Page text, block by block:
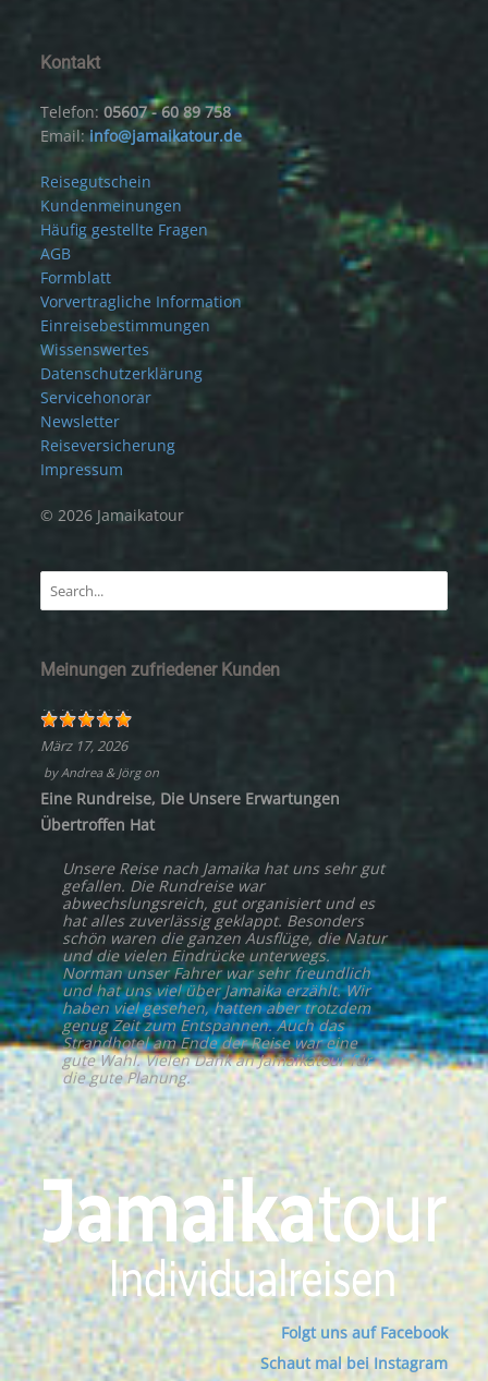
Kontakt
Telefon:05607 - 60 89 758
Email:info@jamaikatour.de
Reisegutschein
Kundenmeinungen
Häufig gestellte Fragen
AGB
Formblatt
Vorvertragliche Information
Einreisebestimmungen
Wissenswertes
Datenschutzerklärung
Servicehonorar
Newsletter
Reiseversicherung
Impressum
© 2026 Jamaikatour
Meinungen zufriedener Kunden
März 17, 2026
byAndrea & Jörgon
Eine Rundreise, Die Unsere Erwartungen
Übertroffen Hat
Unsere Reise nach Jamaika hat uns sehr gut
gefallen. Die Rundreise war
abwechslungsreich, gut organisiert und es
hat alles zuverlässig geklappt. Besonders
schön waren die ganzen Ausflüge, die Natur
und die vielen Eindrücke unterwegs.
Norman unser Fahrer war sehr freundlich
und hat uns viel über Jamaika erzählt. Wir
haben viel gesehen, hatten aber trotzdem
genug Zeit zum Entspannen. Auch das
Strandhotel am Ende der Reise war eine
gute Wahl. Vielen Dank an Jamaikatour für
die gute Planung.
Folgt uns auf Facebook
Schaut mal bei Instagram